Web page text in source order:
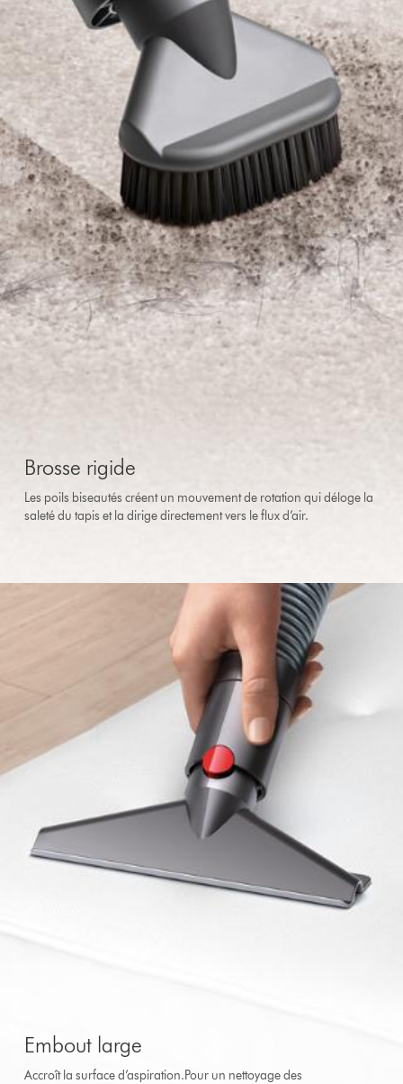
Brosse rigide
Les poils biseautés créent un mouvement de rotation qui déloge la
saleté du tapis et la dirige directement vers le flux d’air.
Embout large
Accroît la surface d’aspiration.Pour un nettoyage des